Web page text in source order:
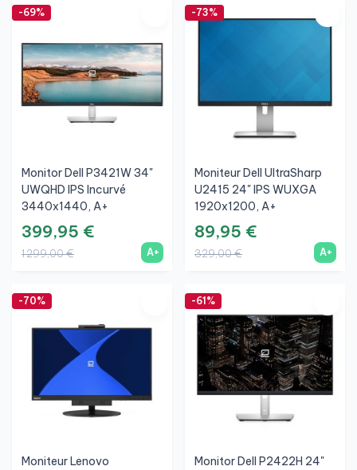
-69%
Monitor Dell P3421W 34"
UWQHD IPS Incurvé
3440x1440, A+
399,95 €
1 299,00 € A+
-73%
Moniteur Dell UltraSharp
U2415 24" IPS WUXGA
1920x1200, A+
89,95 €
329,00 € A+
-70%
Moniteur Lenovo
-61%
Monitor Dell P2422H 24"